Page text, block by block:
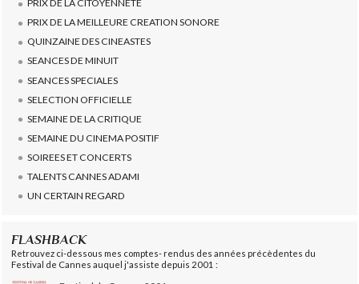
PRIX DE LA CITOYENNETE
PRIX DE LA MEILLEURE CREATION SONORE
QUINZAINE DES CINEASTES
SEANCES DE MINUIT
SEANCES SPECIALES
SELECTION OFFICIELLE
SEMAINE DE LA CRITIQUE
SEMAINE DU CINEMA POSITIF
SOIREES ET CONCERTS
TALENTS CANNES ADAMI
UN CERTAIN REGARD
FLASHBACK
Retrouvez ci-dessous mes comptes- rendus des années précèdentes du
Festival de Cannes auquel j'assiste depuis 2001 :